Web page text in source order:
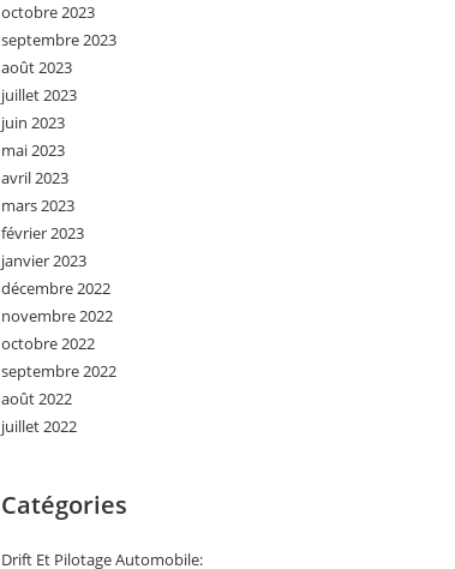
octobre 2023
septembre 2023
août 2023
juillet 2023
juin 2023
mai 2023
avril 2023
mars 2023
février 2023
janvier 2023
décembre 2022
novembre 2022
octobre 2022
septembre 2022
août 2022
juillet 2022
Catégories
Drift Et Pilotage Automobile: